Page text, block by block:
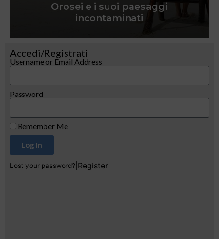
Orosei e i suoi paesaggi
incontaminati
Accedi/Registrati
Username or Email Address
Password
Remember Me
Log In
Lost your password? Register